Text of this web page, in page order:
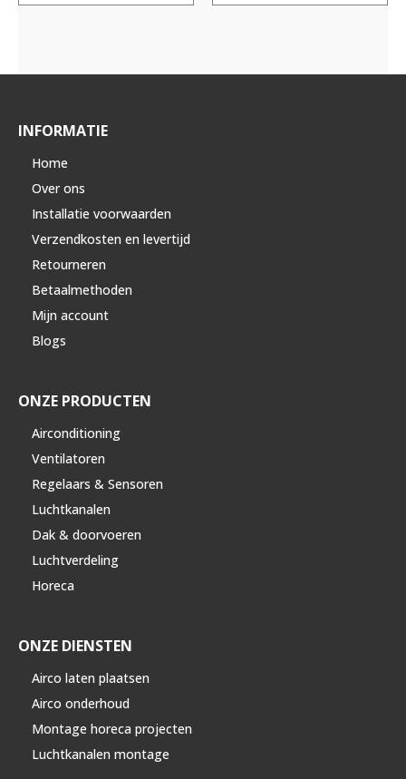
INFORMATIE
Home
Over ons
Installatie voorwaarden
Verzendkosten en levertijd
Retourneren
Betaalmethoden
Mijn account
Blogs
ONZE PRODUCTEN
Airconditioning
Ventilatoren
Regelaars & Sensoren
Luchtkanalen
Dak & doorvoeren
Luchtverdeling
Horeca
ONZE DIENSTEN
Airco laten plaatsen
Airco onderhoud
Montage horeca projecten
Luchtkanalen montage